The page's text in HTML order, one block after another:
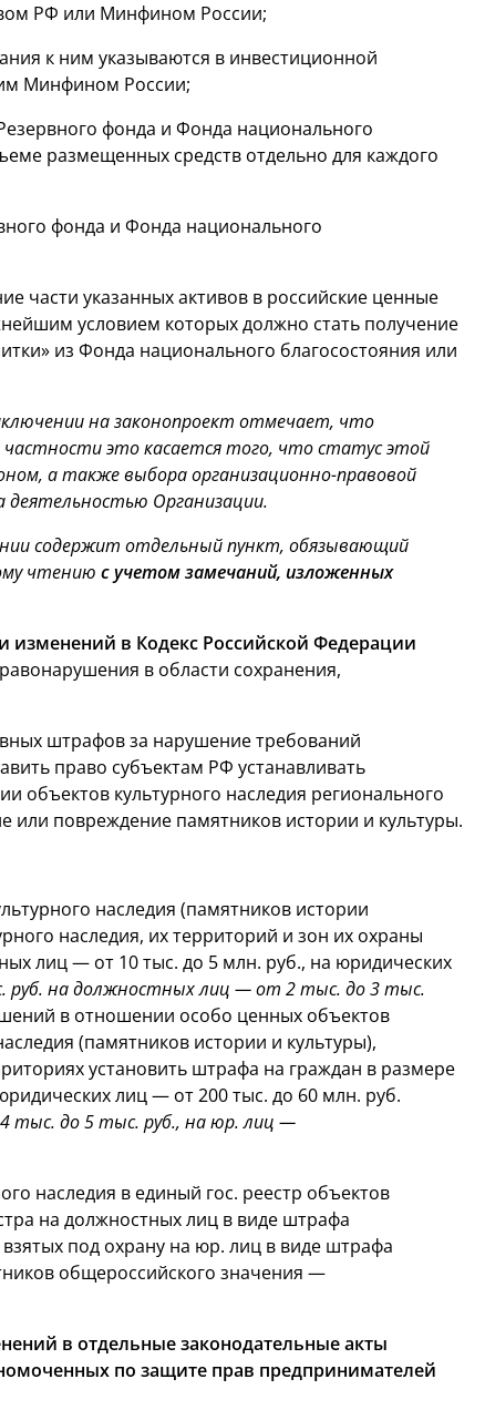
РФ или Минфином России;
к ним указываются в инвестиционной
Минфином России;
фонда и Фонда национального
размещенных средств отдельно для каждого
фонда и Фонда национального
части указанных активов в российские ценные
условием которых должно стать получение
из Фонда национального благосостояния или
на законопроект отмечает, что
это касается того, что статус этой
а также выбора организационно-правовой
деятельностью Организации.
содержит отдельный пункт, обязывающий
чтению с учетом замечаний, изложенных
изменений в Кодекс Российской Федерации
в области сохранения,
штрафов за нарушение требований
право субъектам РФ устанавливать
культурного наследия регионального
или повреждение памятников истории и культуры.
наследия (памятников истории
наследия, их территорий и зон их охраны
лиц — от 10 тыс. до 5 млн. руб., на юридических
на должностных лиц — от 2 тыс. до 3 тыс.
в отношении особо ценных объектов
(памятников истории и культуры),
установить штрафа на граждан в размере
лиц — от 200 тыс. до 60 млн. руб.
тыс. до 5 тыс. руб., на юр. лиц —
наследия в единый гос. реестр объектов
на должностных лиц в виде штрафа
под охрану на юр. лиц в виде штрафа
общероссийского значения —
в отдельные законодательные акты
по защите прав предпринимателей